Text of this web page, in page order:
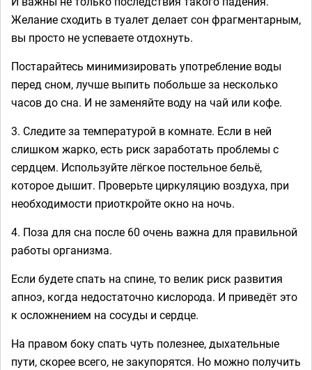
Желание сходить в туалет делает сон фрагментарным,
вы просто не успеваете отдохнуть.
Постарайтесь минимизировать употребление воды
перед сном, лучше выпить побольше за несколько
часов до сна. И не заменяйте воду на чай или кофе.
3. Следите за температурой в комнате. Если в ней
слишком жарко, есть риск заработать проблемы с
сердцем. Используйте лёгкое постельное бельё,
которое дышит. Проверьте циркуляцию воздуха, при
необходимости приоткройте окно на ночь.
4. Поза для сна после 60 очень важна для правильной
работы организма.
Если будете спать на спине, то велик риск развития
апноэ, когда недостаточно кислорода. И приведёт это
к осложнением на сосуды и сердце.
На правом боку спать чуть полезнее, дыхательные
пути, скорее всего, не закупорятся. Но можно получить